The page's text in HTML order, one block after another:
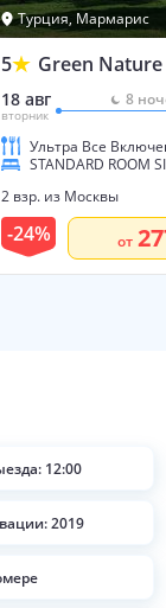
Турция, Мармарис
5 Green
18 авг
вторник
8
Ультра Все
2 взр. из Москвы
-24% от
12:00
2019